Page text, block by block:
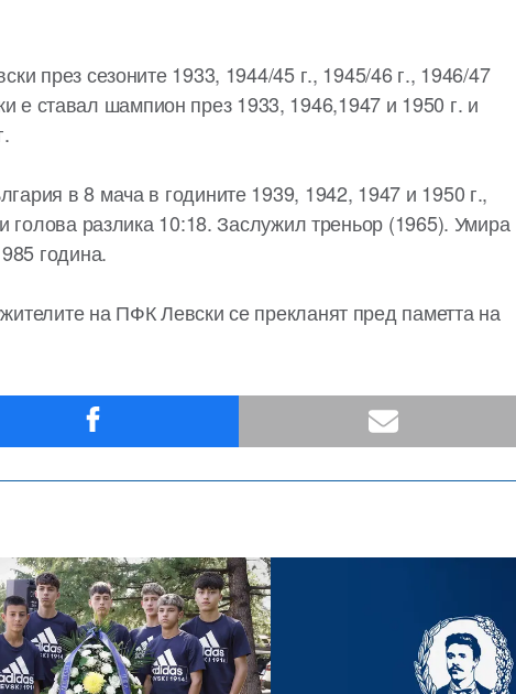
през сезоните 1933, 1944/45 г., 1945/46 г., 1946/47
е ставал шампион през 1933, 1946,1947 и 1950 г. и
в 8 мача в годините 1939, 1942, 1947 и 1950 г.,
голова разлика 10:18. Заслужил треньор (1965). Умира
година.
на ПФК Левски се прекланят пред паметта на